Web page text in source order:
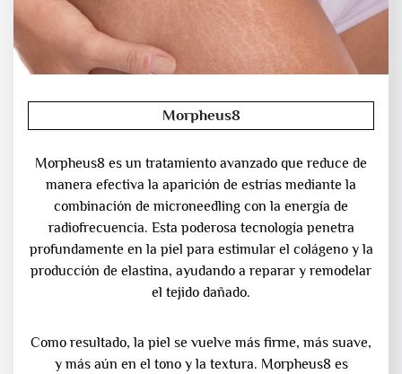
Morpheus8
Morpheus8 es un tratamiento avanzado que reduce de
manera efectiva la aparición de estrías mediante la
combinación de microneedling con la energía de
radiofrecuencia. Esta poderosa tecnología penetra
profundamente en la piel para estimular el colágeno y la
producción de elastina, ayudando a reparar y remodelar
el tejido dañado.
Como resultado, la piel se vuelve más firme, más suave,
y más aún en el tono y la textura. Morpheus8 es